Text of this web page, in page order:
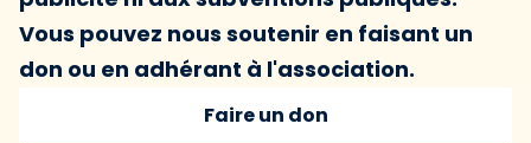
Vous pouvez nous soutenir en faisant un
don ou en adhérant à l'association.
Faire un don